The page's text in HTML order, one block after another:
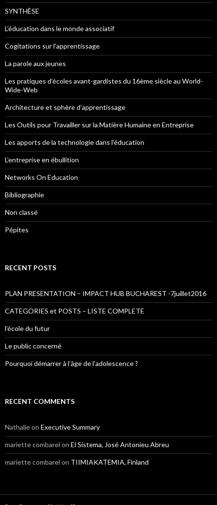
SYNTHÈSE
L’éducation dans le monde associatif
Cogitations sur l’apprentissage
La parole aux jeunes
Les pratiques d’écoles avant-gardistes du 16ème siècle au World-
Wide-Web
Architecture et sphère d’apprentissage
Les Outils pour Travailler sur la Matière Humaine en Entreprise
Les apports de la technologie dans l’éducation
L’entreprise en ébullition
Networks On Education
Bibliographie
Non classé
Pépites
RECENT POSTS
PLAN PRESENTATION – IMPACT HUB BUCHAREST -7juillet2016
CATEGORIES et POSTS – LISTE COMPLETE
l’école du futur
Le public concerné
Pourquoi démarrer à l’âge de l’adolescence ?
RECENT COMMENTS
Nathalieon Executive Summary
mariette combarel on El Sistema, José Antonieu Abreu
mariette combarel on TIIMIAKATEMIA, Finland